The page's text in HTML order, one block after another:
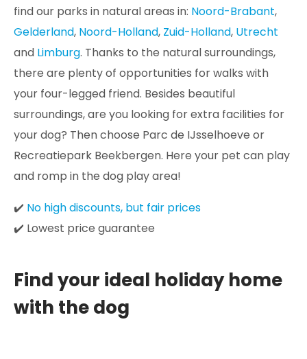
find our parks in natural areas in: Noord-Brabant,
Gelderland, Noord-Holland, Zuid-Holland, Utrecht
and Limburg. Thanks to the natural surroundings,
there are plenty of opportunities for walks with
your four-legged friend. Besides beautiful
surroundings, are you looking for extra facilities for
your dog? Then choose Parc de IJsselhoeve or
Recreatiepark Beekbergen. Here your pet can play
and romp in the dog play area!
✔️ No high discounts, but fair prices
✔️ Lowest price guarantee
Find your ideal holiday home
with the dog